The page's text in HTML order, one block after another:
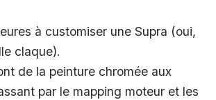
à customiser une Supra (oui,
claque).
de la peinture chromée aux
par le mapping moteur et les